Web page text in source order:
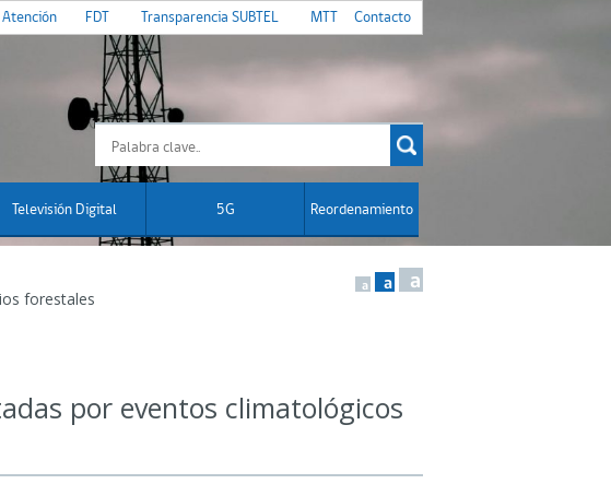
FDT Transparencia SUBTEL MTT Contacto
Televisión Digital 5G Reordenamiento
forestales
a a a
por eventos climatológicos